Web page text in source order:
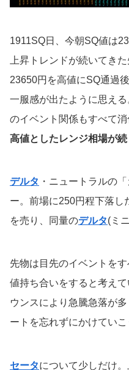
1911SQ日、今朝SQ値は
上昇トレンドが続いてき
23650円を高値にSQ通過
一服感が出たように思え
のイベント関係もすべて消
高値としたレンジ相場が
デルタ ・ニュートラルの
ー。前場に250円程下落し
を売り、同量のデルタ(ミ
先物は目先のイベントを
値持ち合いをすると考え
ウンスにより急騰急落が
ートを忘れずにかけていこ
セータについて少しだけ